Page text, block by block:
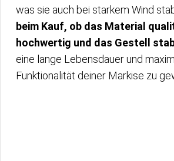
was sie auch bei starkem Wind
beim Kauf, ob das Material
hochwertig und das Gestell
eine lange Lebensdauer und
Funktionalität deiner Markise zu